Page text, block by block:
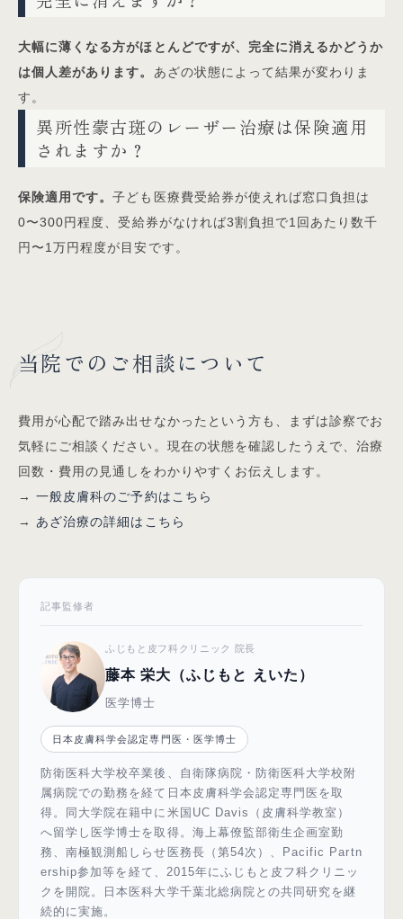
大幅に薄くなる方がほとんどですが、完全に消えるかどうか
は個人差があります。 あざの状態によって結果が変わりま
す。
異所性蒙古斑のレーザー治療は保険適用
されますか？
保険適用です。子ども医療費受給券が使えれば窓口負担は
0〜300円程度、受給券がなければ3割負担で1回あたり数千
円〜1万円程度が目安です。
当院でのご相談について
費用が心配で踏み出せなかったという方も、まずは診察でお
気軽にご相談ください。現在の状態を確認したうえで、治療
回数・費用の見通しをわかりやすくお伝えします。
→一般皮膚科のご予約はこちら
→ あざ治療の詳細はこちら
記事監修者
ふじもと皮フ科クリニック 院長
藤本 栄大（ふじもと えいた）
医学博士
日本皮膚科学会認定専門医・医学博士
防衛医科大学校卒業後、自衛隊病院・防衛医科大学校附
属病院での勤務を経て日本皮膚科学会認定専門医を取
得。同大学院在籍中に米国UC Davis（皮膚科学教室）
へ留学し医学博士を取得。海上幕僚監部衛生企画室勤
務、南極観測船しらせ医務長（第54次）、Pacific Partn
ership参加等を経て、2015年にふじもと皮フ科クリニッ
クを開院。日本医科大学千葉北総病院との共同研究を継
続的に実施。